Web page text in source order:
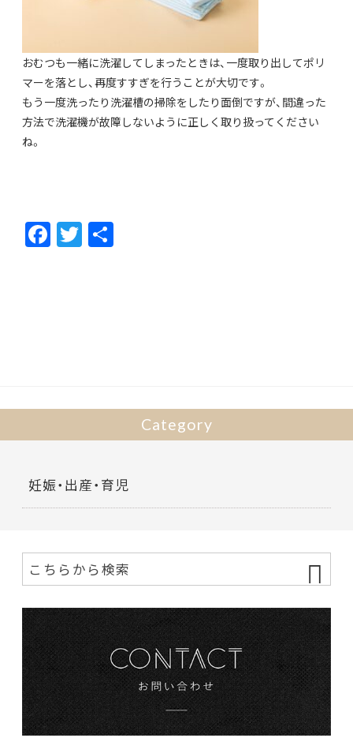
おむつも一緒に洗濯してしまったときは、一度取り出してポリ
マーを落とし、再度すすぎを行うことが大切です。
もう一度洗ったり洗濯槽の掃除をしたり面倒ですが、間違った
方法で洗濯機が故障しないように正しく取り扱ってください
ね。
F
ac
T
w
Category
妊娠・出産・育児